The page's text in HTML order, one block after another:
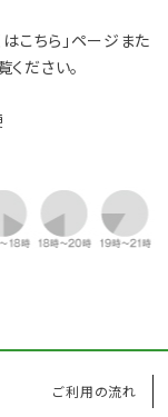
はこちら」ページまた
ださい。
ご利用の流れ